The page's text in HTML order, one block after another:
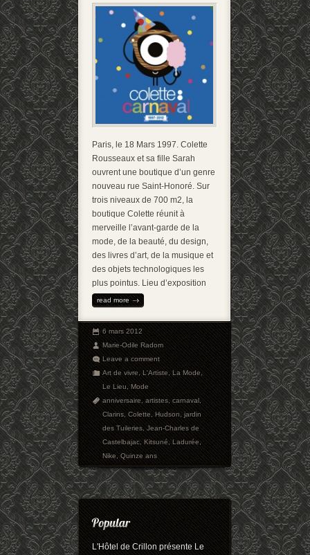
Paris, le 18 Mars 1997. Colette
Rousseaux et sa fille Sarah
ouvrent une boutique d’un genre
nouveau rue Saint-Honoré. Sur
trois niveaux de 700 m2, la
boutique Colette réunit à
merveille l’avant-garde de la
mode, de la beauté, du design,
des livres d’art, de la musique et
des objets technologiques les
plus pointus. Lieu d’exposition
read more
6 mars 2012
Marie-Odile Radom
Leave a comment
Art de vivre,L'Artiste,La Mode,
Le Lieu,Mode
anniversaire,artistes,carnaval,
Clarins,Colette,Hudson,jardin
des Tuileries,Jean-Charles de
Castelbajac,Kitsuné,Ladurée,
Nike,Quinze ans
L'Hôtel de Crillon présente Le